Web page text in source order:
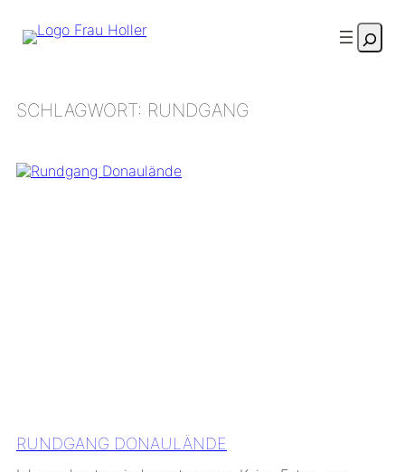
Inhalt
springen
Suchen
SCHLAGWORT: RUNDGANG
RUNDGANG DONAULÄNDE